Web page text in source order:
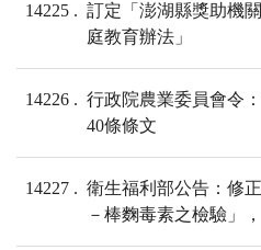
14225
訂定「澎湖縣獎助機
庭教育辦法」
14226
行政院農業委員會令
40條條文
14227
衛生福利部公告：修
－棒麴毒素之檢驗」